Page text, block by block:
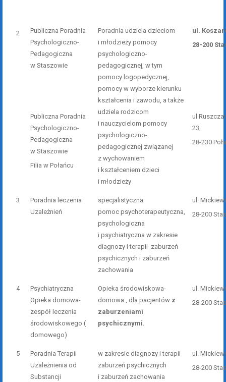
2
Publiczna Poradnia
Psychologiczno-
Pedagogiczna
w Staszowie
Poradnia udziela dzieciom
i młodzieży pomocy
psychologiczno-
pedagogicznej, w tym
pomocy logopedycznej,
pomocy w wyborze kierunku
kształcenia i zawodu, a także
udziela rodzicom
i nauczycielom pomocy
psychologiczno-
pedagogicznej związanej
z wychowaniem
i kształceniem dzieci
i młodzieży
ul.
28-200
Publiczna Poradnia
Psychologiczno-
Pedagogiczna
w Staszowie
Filia w Połańcu
ul
23,
28-230
3
Poradnia leczenia
Uzależnień
specjalistyczna
pomoc psychoterapeutyczna,
psychologiczna
i psychiatryczna w zakresie
diagnozy i terapii zaburzeń
psychicznych i zaburzeń
zachowania
ul.
28-200
4
Psychiatryczna
Opieka domowa-
zespół leczenia
środowiskowego (
domowego)
Opieka środowiskowa-
domowa , dla pacjentów z
zaburzeniami
psychicznymi.
ul.
28-200
5
Poradnia Terapii
Uzależnienia od
Substancji
w zakresie diagnozy i terapii
zaburzeń psychicznych
i zaburzeń zachowania
ul.
28-200